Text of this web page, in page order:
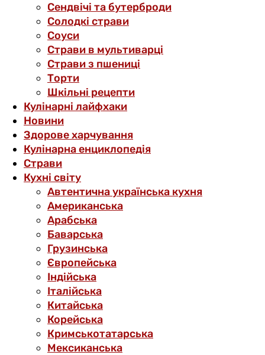
Сендвічі та бутерброди
Солодкі страви
Соуси
Страви в мультиварці
Страви з пшениці
Торти
Шкільні рецепти
Кулінарні лайфхаки
Новини
Здорове харчування
Кулінарна енциклопедія
Страви
Кухні світу
Автентична українська кухня
Американська
Арабська
Баварська
Грузинська
Європейська
Індійська
Італійська
Китайська
Корейська
Кримськотатарська
Мексиканська